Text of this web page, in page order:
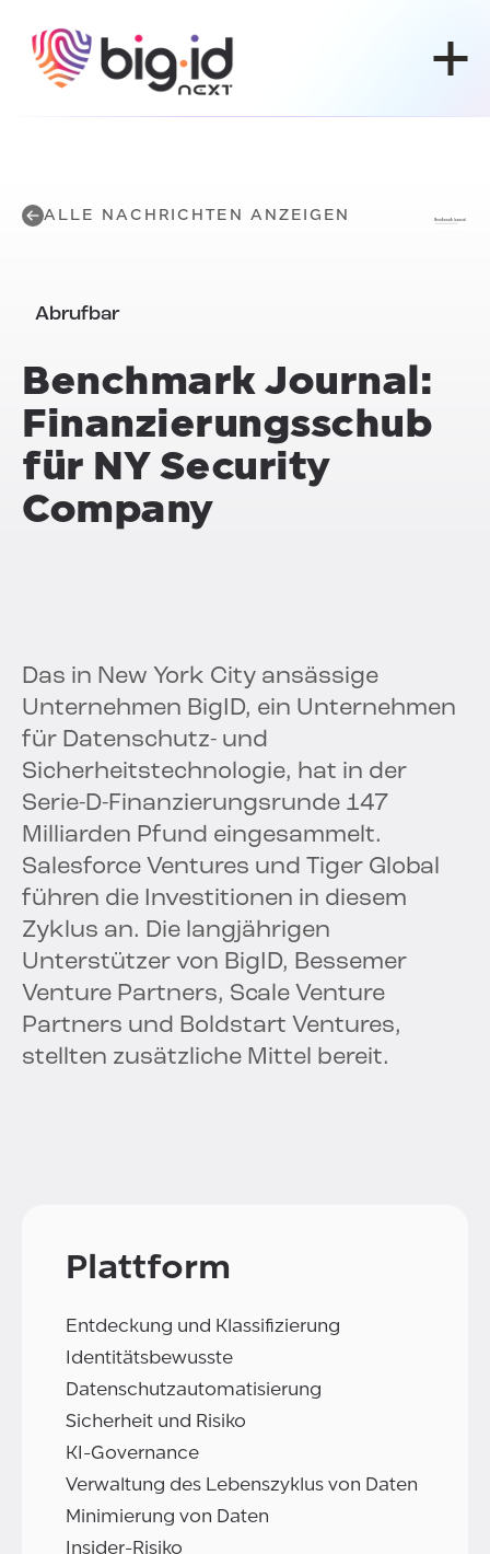
ALLE NACHRICHTEN ANZEIGEN
Abrufbar
Benchmark Journal:
Finanzierungsschub
für NY Security
Company
Das in New York City ansässige
Unternehmen BigID, ein Unternehmen
für Datenschutz- und
Sicherheitstechnologie, hat in der
Serie-D-Finanzierungsrunde 147
Milliarden Pfund eingesammelt.
Salesforce Ventures und Tiger Global
führen die Investitionen in diesem
Zyklus an. Die langjährigen
Unterstützer von BigID, Bessemer
Venture Partners, Scale Venture
Partners und Boldstart Ventures,
stellten zusätzliche Mittel bereit.
Plattform
Entdeckung und Klassifizierung
Identitätsbewusste
Datenschutzautomatisierung
Sicherheit und Risiko
KI-Governance
Verwaltung des Lebenszyklus von Daten
Minimierung von Daten
Insider-Risiko